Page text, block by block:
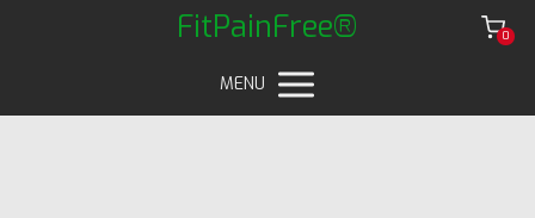
FitPainFree® 0
MENU